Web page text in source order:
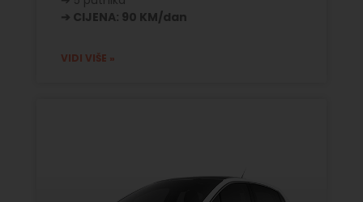
➔ CIJENA: 90 KM/dan
VIDI VIŠE »